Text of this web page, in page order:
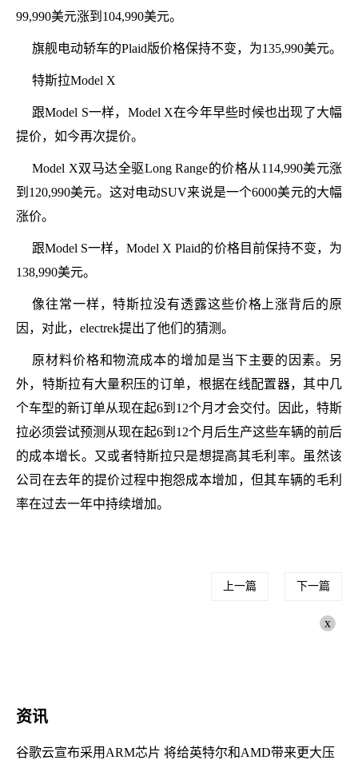
99,990美元涨到104,990美元。
旗舰电动轿车的Plaid版价格保持不变，为135,990美元。
特斯拉Model X
跟Model S一样，Model X在今年早些时候也出现了大幅
提价，如今再次提价。
Model X双马达全驱Long Range的价格从114,990美元涨
到120,990美元。这对电动SUV来说是一个6000美元的大幅
涨价。
跟Model S一样，Model X Plaid的价格目前保持不变，为
138,990美元。
像往常一样，特斯拉没有透露这些价格上涨背后的原
因，对此，electrek提出了他们的猜测。
原材料价格和物流成本的增加是当下主要的因素。另
外，特斯拉有大量积压的订单，根据在线配置器，其中几
个车型的新订单从现在起6到12个月才会交付。因此，特斯
拉必须尝试预测从现在起6到12个月后生产这些车辆的前后
的成本增长。又或者特斯拉只是想提高其毛利率。虽然该
公司在去年的提价过程中抱怨成本增加，但其车辆的毛利
率在过去一年中持续增加。
上一篇 下一篇
x
资讯
谷歌云宣布采用ARM芯片 将给英特尔和AMD带来更大压